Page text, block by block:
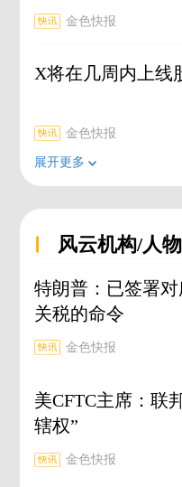
金色快报
X将在几周内上线
金色快报
展开更多
风云机构/人物
特朗普：已签署
关税的命令
金色快报
美CFTC主席：联
辖权”
金色快报